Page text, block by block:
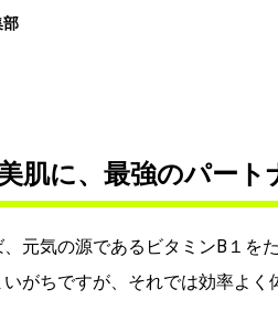
部
肌に、最強のパート
元気の源であるビタミンB１を
いがちですが、それでは効率よ